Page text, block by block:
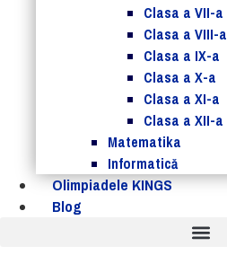
Clasa a VII-a
Clasa a VIII-a
Clasa a IX-a
Clasa a X-a
Clasa a XI-a
Clasa a XII-a
Matematika
Informatică
Olimpiadele KINGS
Blog